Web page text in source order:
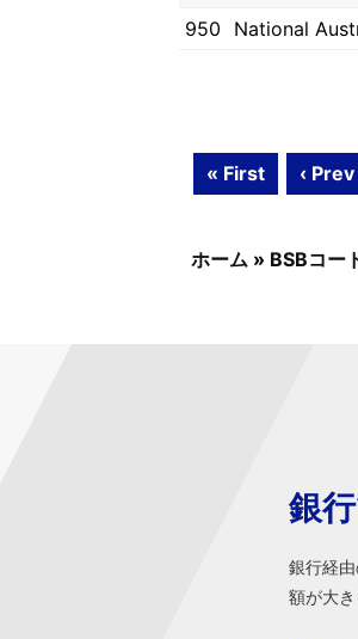
950
National
« First ‹ Prev
ホーム » BSBコー
銀
銀行経
額が大